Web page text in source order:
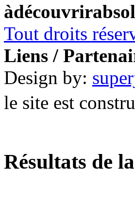
Tout droits
Liens /
Design by:
le site est
Résultats de